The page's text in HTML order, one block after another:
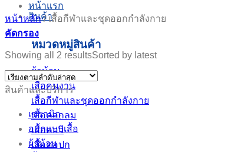
หน้าแรก
สินค้า
หมวดหมู่สินค้า
ผ้าม้วน
เสื้อคนงาน
เสื้อกีฬาและชุดออกกำลังกาย
เสื้อคอกลม
เสื้อคอวี
เสื้อคอปก
หน้าหลัก /เสื้อกีฬาและชุดออกกำลังกาย
คัดกรอง
Showing all 2 resultsSorted by latest
สินค้าและบริการ
เซรามิก
ออกแบบเสื้อ
ผ้าม้วน